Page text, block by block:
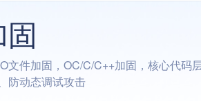
文件加固，OC/C/C++加固，核心代码
防动态调试攻击